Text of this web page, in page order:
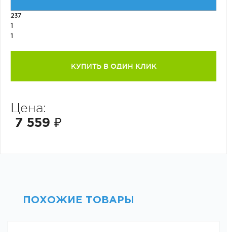
237
1
1
КУПИТЬ В ОДИН КЛИК
Цена:
7 559 ₽
ПОХОЖИЕ ТОВАРЫ